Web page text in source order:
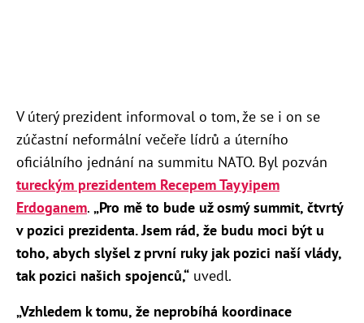
V úterý prezident informoval o tom, že se i on se
zúčastní neformální večeře lídrů a úterního
oficiálního jednání na summitu NATO. Byl pozván
tureckým prezidentem Recepem Tayyipem
Erdoganem. „Pro mě to bude už osmý summit, čtvrtý
v pozici prezidenta. Jsem rád, že budu moci být u
toho, abych slyšel z první ruky jak pozici naší vlády,
tak pozici našich spojenců,“ uvedl.
„Vzhledem k tomu, že neprobíhá koordinace